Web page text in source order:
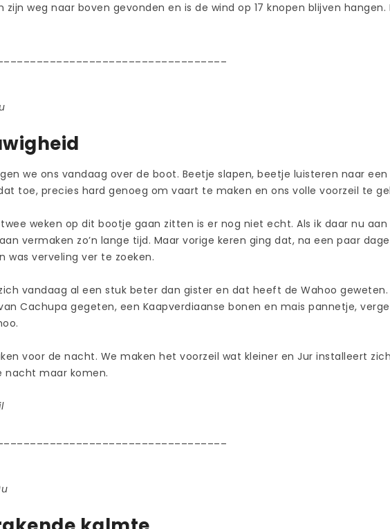
weg naar boven gevonden en is de wind op 17 knopen blijven hangen.
we ons vandaag over de boot. Beetje slapen, beetje luisteren naar een
toe, precies hard genoeg om vaart te maken en ons volle voorzeil te
weken op dit bootje gaan zitten is er nog niet echt. Als ik daar nu aan
vermaken zo’n lange tijd. Maar vorige keren ging dat, na een paar
was verveling ver te zoeken.
vandaag al een stuk beter dan gister en dat heeft de Wahoo geweten.
Cachupa gegeten, een Kaapverdiaanse bonen en mais pannetje,
voor de nacht. We maken het voorzeil wat kleiner en Jur installeert
nacht maar komen.